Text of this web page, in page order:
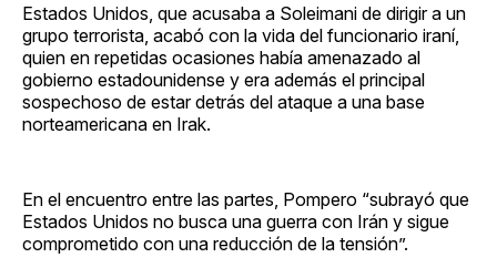
Estados Unidos, que acusaba a Soleimani de dirigir a un
grupo terrorista, acabó con la vida del funcionario iraní,
quien en repetidas ocasiones había amenazado al
gobierno estadounidense y era además el principal
sospechoso de estar detrás del ataque a una base
norteamericana en Irak.
En el encuentro entre las partes, Pompero “subrayó que
Estados Unidos no busca una guerra con Irán y sigue
comprometido con una reducción de la tensión”.